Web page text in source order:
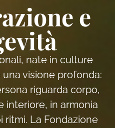
e
nate in culture
visione profonda:
riguarda corpo,
interiore, in armonia
ritmi. La Fondazione